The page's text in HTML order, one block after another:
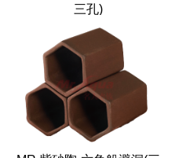
三孔)